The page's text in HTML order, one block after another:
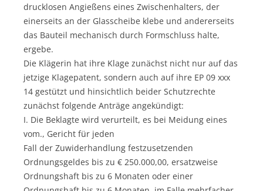
drucklosen Angießens eines Zwischenhalters, der
einerseits an der Glasscheibe klebe und andererseits
das Bauteil mechanisch durch Formschluss halte,
ergebe.
Die Klägerin hat ihre Klage zunächst nicht nur auf das
jetzige Klagepatent, sondern auch auf ihre EP 09 xxx
14 gestützt und hinsichtlich beider Schutzrechte
zunächst folgende Anträge angekündigt:
I. Die Beklagte wird verurteilt, es bei Meidung eines
vom., Gericht für jeden
Fall der Zuwiderhandlung festzusetzenden
Ordnungsgeldes bis zu € 250.000,00, ersatzweise
Ordnungshaft bis zu 6 Monaten oder einer